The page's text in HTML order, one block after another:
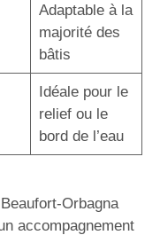
Adaptable à la
majorité des
bâtis
Idéale pour le
relief ou le
bord de l’eau
Orbagna
accompagnement